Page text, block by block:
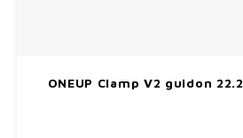
ONEUP Clamp V2 guidon 22.2